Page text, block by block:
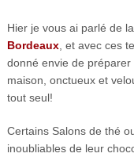
Hier je vous ai parlé de
Bordeaux, et avec ces
donné envie de
maison, onctueux et
tout seul!
Certains Salons de thé
inoubliables de leur